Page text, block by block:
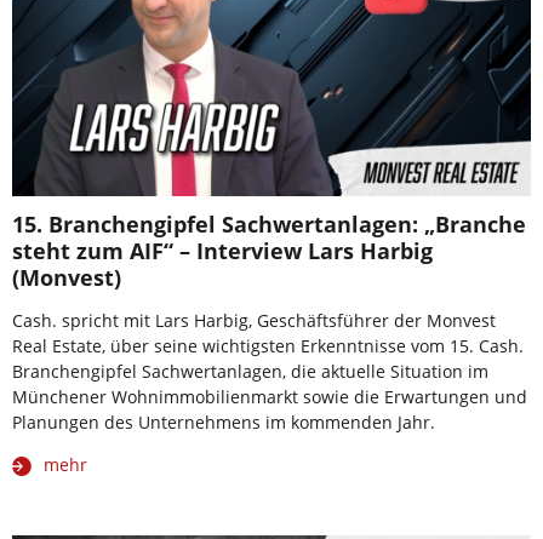
15. Branchengipfel Sachwertanlagen: „Branche
steht zum AIF“ – Interview Lars Harbig
(Monvest)
Cash. spricht mit Lars Harbig, Geschäftsführer der Monvest
Real Estate, über seine wichtigsten Erkenntnisse vom 15. Cash.
Branchengipfel Sachwertanlagen, die aktuelle Situation im
Münchener Wohnimmobilienmarkt sowie die Erwartungen und
Planungen des Unternehmens im kommenden Jahr.
mehr